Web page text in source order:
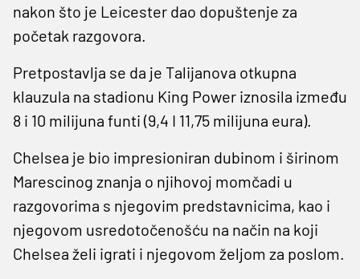
nakon što je Leicester dao dopuštenje za
početak razgovora.
Pretpostavlja se da je Talijanova otkupna
klauzula na stadionu King Power iznosila između
8 i 10 milijuna funti (9,4 I 11,75 milijuna eura).
Chelsea je bio impresioniran dubinom i širinom
Marescinog znanja o njihovoj momčadi u
razgovorima s njegovim predstavnicima, kao i
njegovom usredotočenošću na način na koji
Chelsea želi igrati i njegovom željom za poslom.